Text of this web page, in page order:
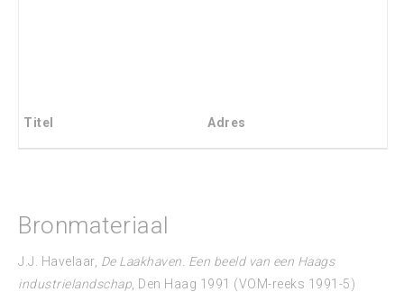
Titel Adres
Bronmateriaal
J.J. Havelaar, De Laakhaven. Een beeld van een Haags
industrielandschap , Den Haag 1991 (VOM-reeks 1991-5)